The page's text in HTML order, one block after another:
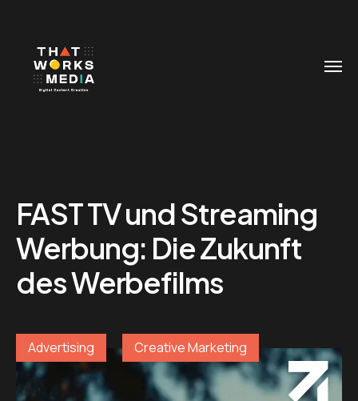
FAST TV und Streaming
Werbung: Die Zukunft
des Werbefilms
Advertising Creative Marketing